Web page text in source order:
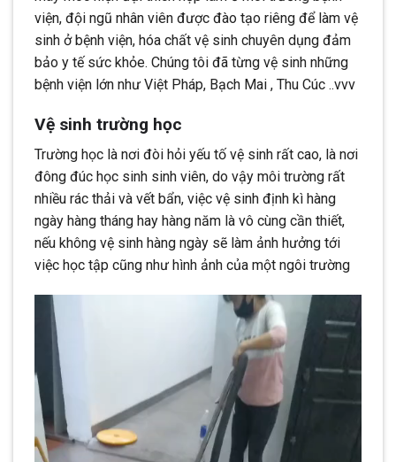
viện, đội ngũ nhân viên được đào tạo riêng để làm vệ
sinh ở bệnh viện, hóa chất vệ sinh chuyên dụng đảm
bảo y tế sức khỏe. Chúng tôi đã từng vệ sinh những
bệnh viện lớn như Việt Pháp, Bạch Mai , Thu Cúc ..vvv
Vệ sinh trường học
Trường học là nơi đòi hỏi yếu tố vệ sinh rất cao, là nơi
đông đúc học sinh sinh viên, do vậy môi trường rất
nhiều rác thải và vết bẩn, việc vệ sinh định kì hàng
ngày hàng tháng hay hàng năm là vô cùng cần thiết,
nếu không vệ sinh hàng ngày sẽ làm ảnh hưởng tới
việc học tập cũng như hình ảnh của một ngôi trường
Trình
chơi
Video